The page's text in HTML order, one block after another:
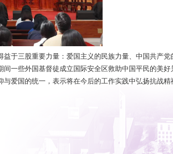
于三股重要力量：爱国主义的民族力量、中国共产党
一些外国基督徒成立国际安全区救助中国平民的美好
爱国的统一，表示将在今后的工作实践中弘扬抗战精